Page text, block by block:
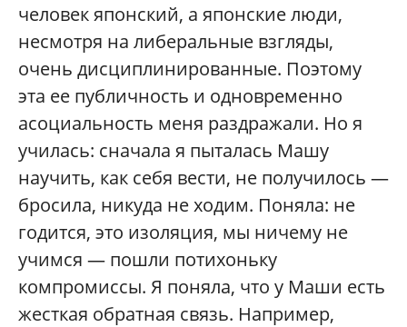
человек японский, а японские люди,
несмотря на либеральные взгляды,
очень дисциплинированные. Поэтому
эта ее публичность и одновременно
асоциальность меня раздражали. Но я
училась: сначала я пыталась Машу
научить, как себя вести, не получилось —
бросила, никуда не ходим. Поняла: не
годится, это изоляция, мы ничему не
учимся — пошли потихоньку
компромиссы. Я поняла, что у Маши есть
жесткая обратная связь. Например,